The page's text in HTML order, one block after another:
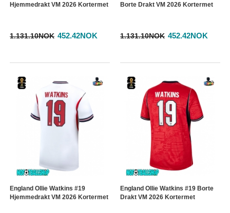
Hjemmedrakt VM 2026 Kortermet
1.131.10NOK 452.42NOK
Borte Drakt VM 2026 Kortermet
1.131.10NOK 452.42NOK
England Ollie Watkins #19
Hjemmedrakt VM 2026 Kortermet
England Ollie Watkins #19 Borte
Drakt VM 2026 Kortermet